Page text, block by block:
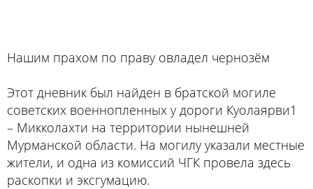
Нашим прахом по праву овладел чернозём
Этот дневник был найден в братской могиле
советских военнопленных у дороги Куолаярви1
– Микколахти на территории нынешней
Мурманской области. На могилу указали местные
жители, и одна из комиссий ЧГК провела здесь
раскопки и эксгумацию.